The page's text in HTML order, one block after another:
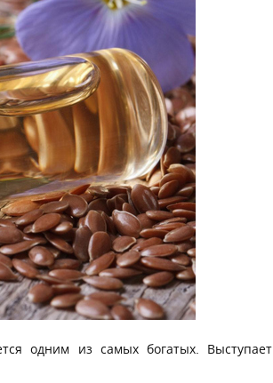
одним из самых богатых. Выступает